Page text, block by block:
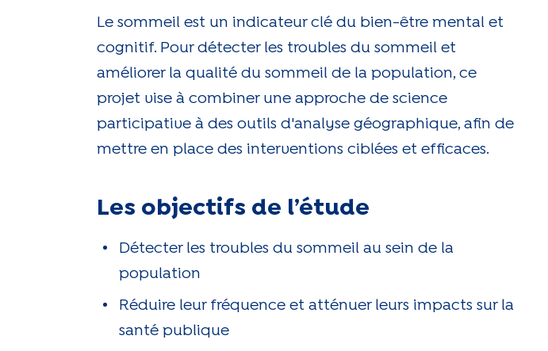
Le sommeil est un indicateur clé du bien-être mental et
cognitif. Pour détecter les troubles du sommeil et
améliorer la qualité du sommeil de la population, ce
projet vise à combiner une approche de science
participative à des outils d'analyse géographique, afin de
mettre en place des interventions ciblées et efficaces.
Les objectifs de l’étude
Détecter les troubles du sommeil au sein de la
population
Réduire leur fréquence et atténuer leurs impacts sur la
santé publique